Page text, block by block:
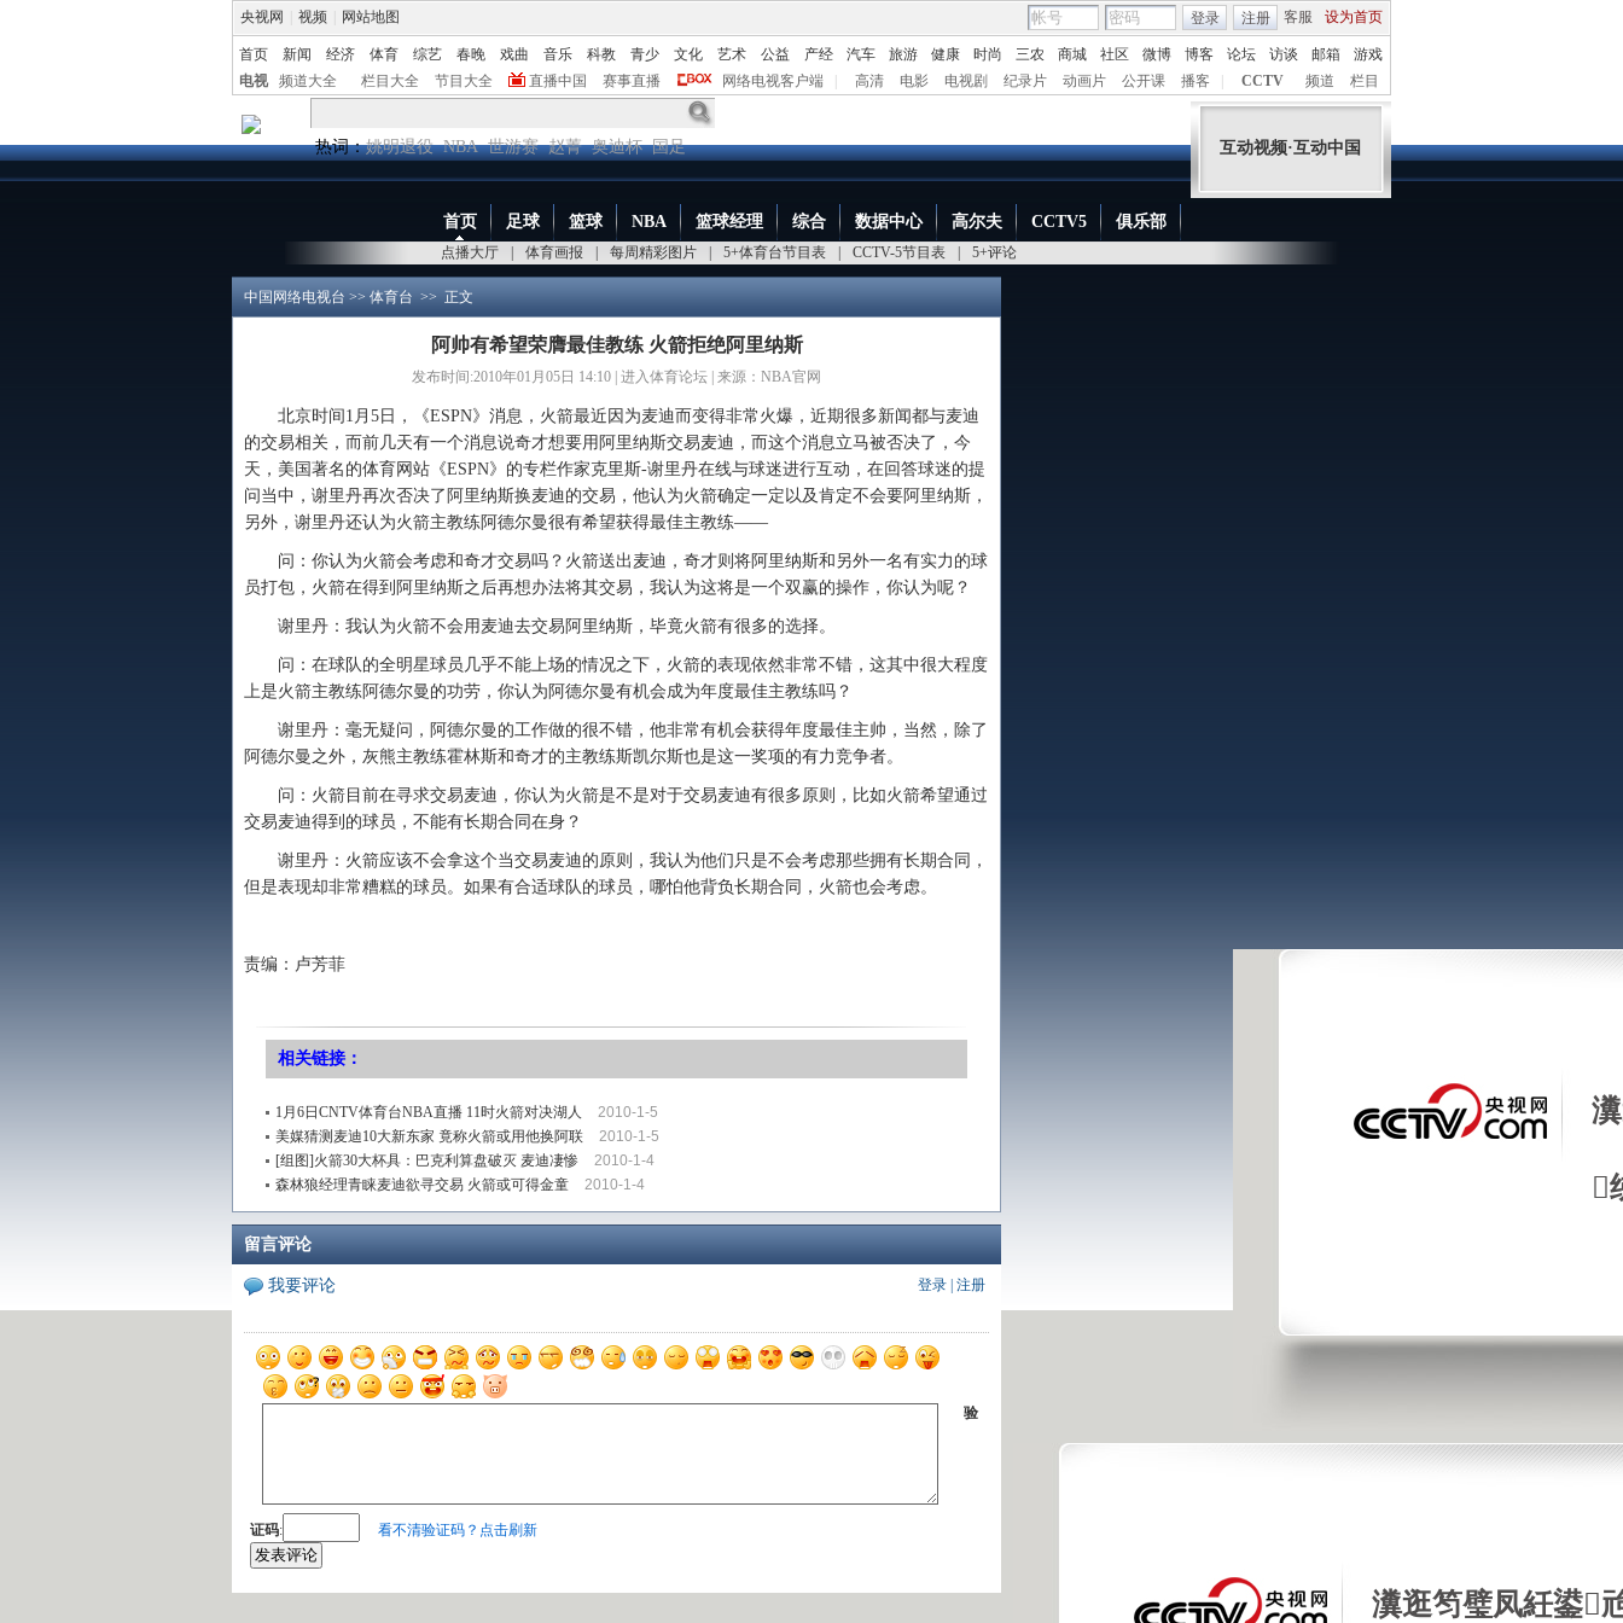
央视网 视频 网站地图 客服 设为首页
登录 注册
首页 新闻 经济 体育 综艺 春晚 戏曲 音乐 科教 青少 文化 艺术 公益 产经 汽车 旅游 健康 时尚 三农 商城 社区 微博 博客 论坛 访谈 邮箱
游戏
电视
频道大全 栏目大全 节目大全 直播中国 赛事直播 网络电视客户端 高清 电影 电视剧 纪录片 动画片 公开课 播客 CCTV 频道 栏目
热词：姚明退役 NBA 世游赛 赵菁 奥迪杯 国足
温哥华冬奥会
第 25 天
互动视频·互动中国
首页
点播大厅 体育画报 每周精彩图片 5+体育台节目表 CCTV-5节目表 5+评论
足球 篮球 NBA 篮球经理 综合 数据中心 高尔夫 CCTV5 俱乐部
中国网络电视台 >> 体育台 >> 正文
阿帅有希望荣膺最佳教练 火箭拒绝阿里纳斯
发布时间:2010年01月05日 14:10 | 进入体育论坛 | 来源：NBA官网
北京时间1月5日，《ESPN》消息，火箭最近因为麦迪而变得非常火爆，近期很多新闻都与麦迪
的交易相关，而前几天有一个消息说奇才想要用阿里纳斯交易麦迪，而这个消息立马被否决了，今
天，美国著名的体育网站《ESPN》的专栏作家克里斯-谢里丹在线与球迷进行互动，在回答球迷的提
问当中，谢里丹再次否决了阿里纳斯换麦迪的交易，他认为火箭确定一定以及肯定不会要阿里纳斯，
另外，谢里丹还认为火箭主教练阿德尔曼很有希望获得最佳主教练——
问：你认为火箭会考虑和奇才交易吗？火箭送出麦迪，奇才则将阿里纳斯和另外一名有实力的球
员打包，火箭在得到阿里纳斯之后再想办法将其交易，我认为这将是一个双赢的操作，你认为呢？
谢里丹：我认为火箭不会用麦迪去交易阿里纳斯，毕竟火箭有很多的选择。
问：在球队的全明星球员几乎不能上场的情况之下，火箭的表现依然非常不错，这其中很大程度
上是火箭主教练阿德尔曼的功劳，你认为阿德尔曼有机会成为年度最佳主教练吗？
谢里丹：毫无疑问，阿德尔曼的工作做的很不错，他非常有机会获得年度最佳主帅，当然，除了
阿德尔曼之外，灰熊主教练霍林斯和奇才的主教练斯凯尔斯也是这一奖项的有力竞争者。
问：火箭目前在寻求交易麦迪，你认为火箭是不是对于交易麦迪有很多原则，比如火箭希望通过
交易麦迪得到的球员，不能有长期合同在身？
谢里丹：火箭应该不会拿这个当交易麦迪的原则，我认为他们只是不会考虑那些拥有长期合同，
但是表现却非常糟糕的球员。如果有合适球队的球员，哪怕他背负长期合同，火箭也会考虑。
责编：卢芳菲
相关链接：
1月6日CNTV体育台NBA直播 11时火箭对决湖人
2010-1-5
美媒猜测麦迪10大新东家 竟称火箭或用他换阿联
2010-1-5
[组图]火箭30大杯具：巴克利算盘破灭 麦迪凄惨
2010-1-4
森林狼经理青睐麦迪欲寻交易 火箭或可得金童
2010-1-4
留言评论
登录 注册
我要评论
验
证码: 看不清验证码？点击刷新

瀵逛笉璧凤紝鍙